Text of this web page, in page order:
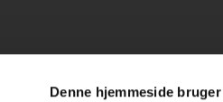
Denne hjemmeside